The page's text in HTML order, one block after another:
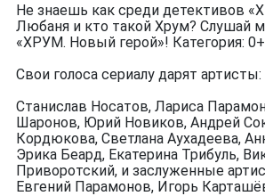
Не знаешь как среди детективов
Любаня и кто такой Хрум? Слушай
«ХРУМ. Новый герой»! Категория: 0+
Свои голоса сериалу дарят артисты:
Станислав Носатов, Лариса
Шаронов, Юрий Новиков, Андрей
Кордюкова, Светлана Аухадеева,
Эрика Беард, Екатерина Трибуль,
Приворотский, и заслуженные
Евгений Парамонов, Игорь